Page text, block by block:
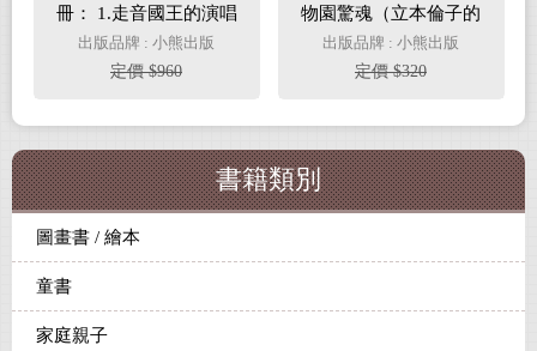
冊： 1.走音國王的演唱
會+2.超多草莓的盛宴
+3.一日動物園驚魂（立
本倫子的數學唱遊橋梁
出版品牌 : 小熊出版
定價 $960
物園驚魂（立本倫子的
數學唱遊橋梁書）
出版品牌 : 小熊出版
定價 $320
書籍類別
圖畫書 / 繪本
童書
家庭親子